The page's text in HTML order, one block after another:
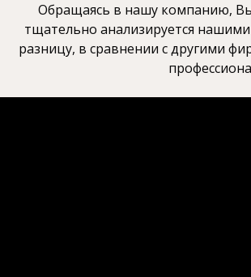
Обращаясь в нашу компанию,
тщательно анализируется
разницу, в сравнении с другими